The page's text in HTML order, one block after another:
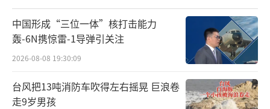
中国形成“三位一体”核打击能力
轰-6N携惊雷-1导弹引关注
2026-08-08 19:30:09
台风把13吨消防车吹得左右摇晃 巨浪卷
走9岁男孩